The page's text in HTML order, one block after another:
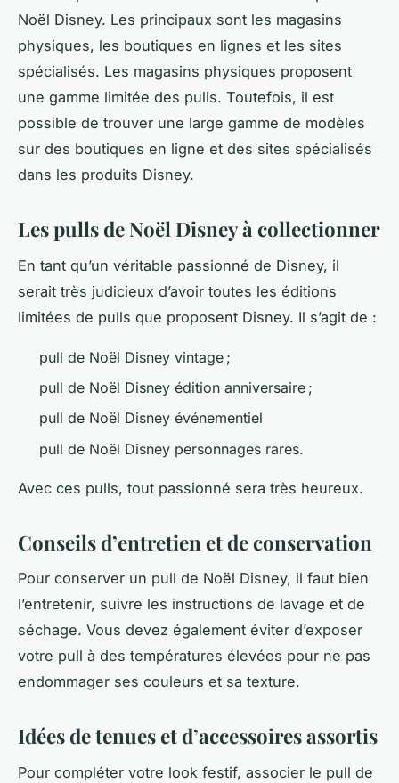
Noël Disney. Les principaux sont les magasins
physiques, les boutiques en lignes et les sites
spécialisés. Les magasins physiques proposent
une gamme limitée des pulls. Toutefois, il est
possible de trouver une large gamme de modèles
sur des boutiques en ligne et des sites spécialisés
dans les produits Disney.
Les pulls de Noël Disney à collectionner
En tant qu’un véritable passionné de Disney, il
serait très judicieux d’avoir toutes les éditions
limitées de pulls que proposent Disney. Il s’agit de :
pull de Noël Disney vintage ;
pull de Noël Disney édition anniversaire ;
pull de Noël Disney événementiel
pull de Noël Disney personnages rares.
Avec ces pulls, tout passionné sera très heureux.
Conseils d’entretien et de conservation
Pour conserver un pull de Noël Disney, il faut bien
l’entretenir, suivre les instructions de lavage et de
séchage. Vous devez également éviter d’exposer
votre pull à des températures élevées pour ne pas
endommager ses couleurs et sa texture.
Idées de tenues et d’accessoires assortis
Pour compléter votre look festif, associer le pull de